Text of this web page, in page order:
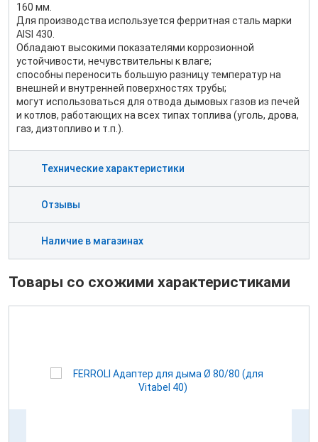
160 мм.
Для производства используется ферритная сталь марки
AISI 430.
Обладают высокими показателями коррозионной
устойчивости, нечувствительны к влаге;
способны переносить большую разницу температур на
внешней и внутренней поверхностях трубы;
могут использоваться для отвода дымовых газов из печей
и котлов, работающих на всех типах топлива (уголь, дрова,
газ, дизтопливо и т.п.).
Технические характеристики
Отзывы
Наличие в магазинах
Товары со схожими характеристиками